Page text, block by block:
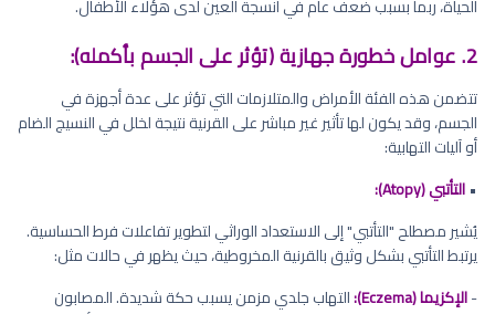
الحياة، ربما بسبب ضعف عام في أنسجة العين لدى هؤلاء الأطفال.
2. عوامل خطورة جهازية (تؤثر على الجسم بأكمله):
تتضمن هذه الفئة الأمراض والمتلازمات التي تؤثر على عدة أجهزة في
الجسم، وقد يكون لها تأثير غير مباشر على القرنية نتيجة لخلل في النسيج الضام
أو آليات التهابية:
•التأتبي (Atopy):
يُشير مصطلح "التأتبي" إلى الاستعداد الوراثي لتطوير تفاعلات فرط الحساسية.
يرتبط التأتبي بشكل وثيق بالقرنية المخروطية، حيث يظهر في حالات مثل:
-الإكزيما (Eczema):
التهاب جلدي مزمن يسبب حكة شديدة. المصابون